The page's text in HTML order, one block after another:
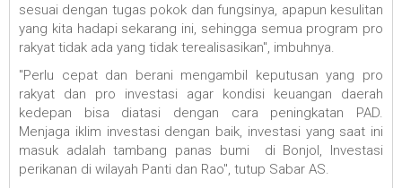
sesuai dengan tugas pokok dan fungsinya, apapun kesulitan
yang kita hadapi sekarang ini, sehingga semua program pro
rakyat tidak ada yang tidak terealisasikan", imbuhnya.
"Perlu cepat dan berani mengambil keputusan yang pro
rakyat dan pro investasi agar kondisi keuangan daerah
kedepan bisa diatasi dengan cara peningkatan PAD.
Menjaga iklim investasi dengan baik, investasi yang saat ini
masuk adalah tambang panas bumi di Bonjol, Investasi
perikanan di wilayah Panti dan Rao", tutup Sabar AS.